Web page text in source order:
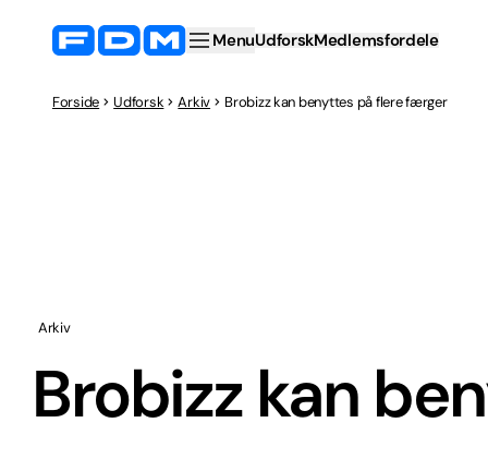
MenuUdforskMedlemsfordele
Forside Udforsk Arkiv Brobizz kan benyttes på flere færger
Brobizz kan
Arkiv